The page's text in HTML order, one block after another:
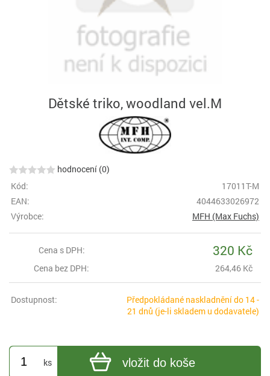
Dětské triko, woodland vel.M
hodnocení (0)
Kód:
17011T-M
EAN:
4044633026972
Výrobce:
MFH (Max Fuchs)
Cena s DPH: 320 Kč
Cena bez DPH: 264,46 Kč
Dostupnost:
Předpokládané naskladnění do 14 -
21 dnů (je-li skladem u dodavatele)
ks vložit do koše